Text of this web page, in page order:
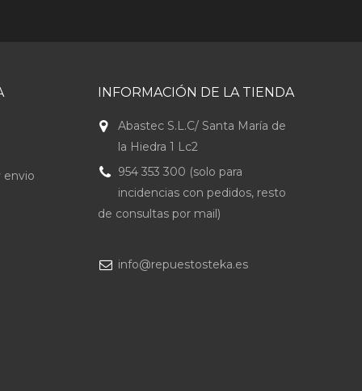
envio
INFORMACIÓN DE LA TIENDA
Abastec S.L.C/ Santa María de
la Hiedra 1 Lc2
954 353 300 (solo para
incidencias con pedidos, resto
de consultas por mail)
info@repuestosteka.es